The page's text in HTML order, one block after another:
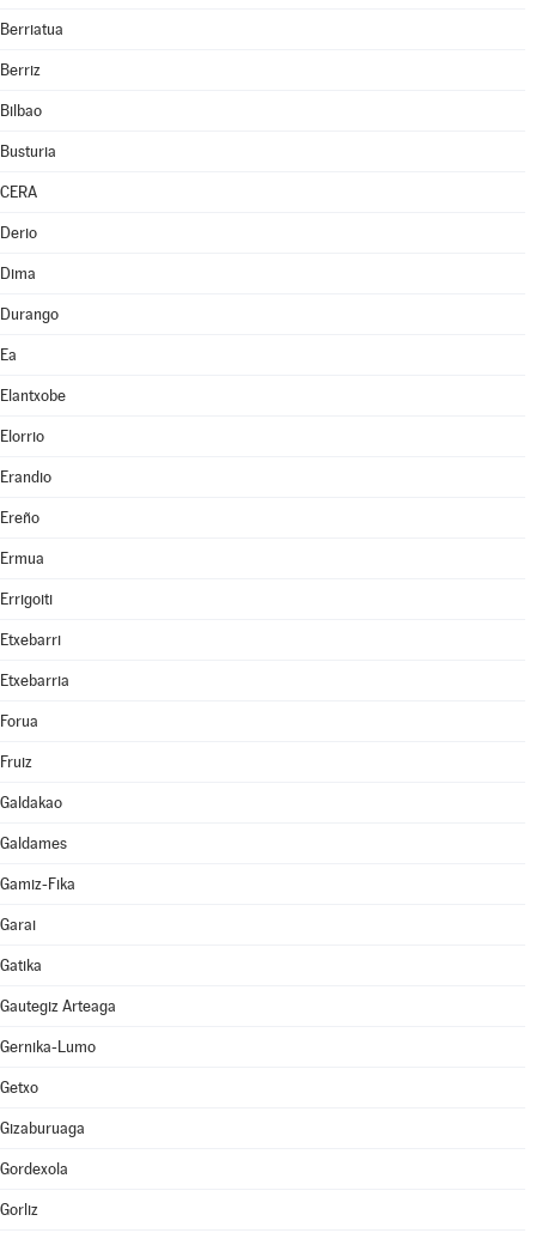
Berriatua
Berriz
Bilbao
Busturia
CERA
Derio
Dima
Durango
Ea
Elantxobe
Elorrio
Erandio
Ereño
Ermua
Errigoiti
Etxebarri
Etxebarria
Forua
Fruiz
Galdakao
Galdames
Gamiz-Fika
Garai
Gatika
Gautegiz Arteaga
Gernika-Lumo
Getxo
Gizaburuaga
Gordexola
Gorliz